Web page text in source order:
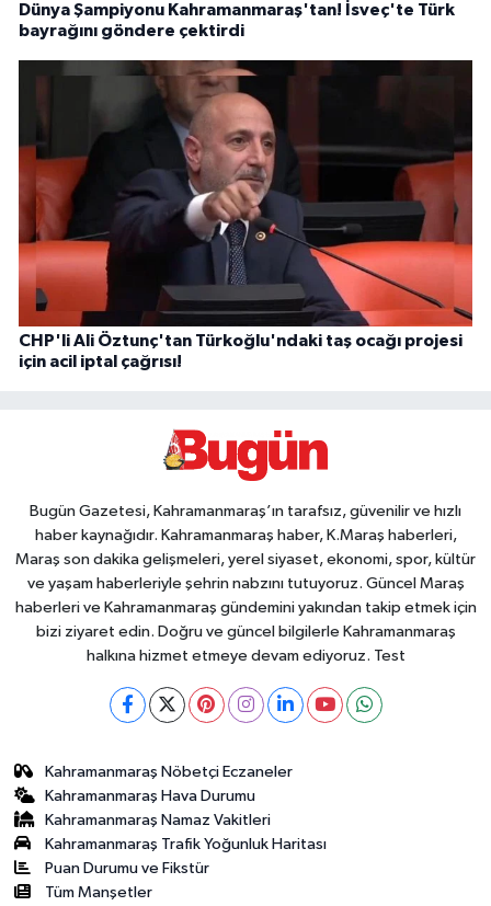
Dünya Şampiyonu Kahramanmaraş'tan! İsveç'te Türk
bayrağını göndere çektirdi
CHP'li Ali Öztunç'tan Türkoğlu'ndaki taş ocağı projesi
için acil iptal çağrısı!
Bugün Gazetesi, Kahramanmaraş’ın tarafsız, güvenilir ve hızlı
haber kaynağıdır. Kahramanmaraş haber, K.Maraş haberleri,
Maraş son dakika gelişmeleri, yerel siyaset, ekonomi, spor, kültür
ve yaşam haberleriyle şehrin nabzını tutuyoruz. Güncel Maraş
haberleri ve Kahramanmaraş gündemini yakından takip etmek için
bizi ziyaret edin. Doğru ve güncel bilgilerle Kahramanmaraş
halkına hizmet etmeye devam ediyoruz. Test
Kahramanmaraş Nöbetçi Eczaneler
Kahramanmaraş Hava Durumu
Kahramanmaraş Namaz Vakitleri
Kahramanmaraş Trafik Yoğunluk Haritası
Puan Durumu ve Fikstür
Tüm Manşetler